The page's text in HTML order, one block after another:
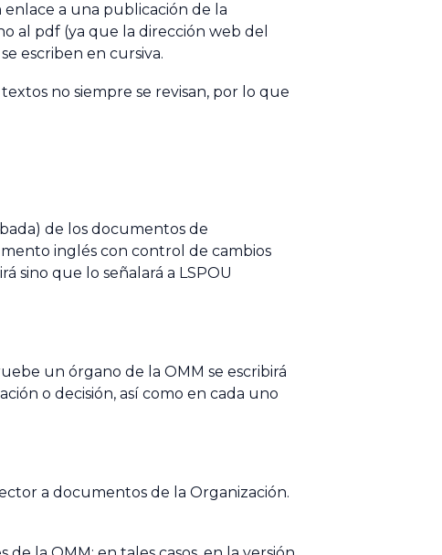
a una publicación de la
al pdf (ya que la dirección web del
escriben en cursiva.
no siempre se revisan, por lo que
de los documentos de
inglés con control de cambios
sino que lo señalará a LSPOU
un órgano de la OMM se escribirá
o decisión, así como en cada uno
a documentos de la Organización.